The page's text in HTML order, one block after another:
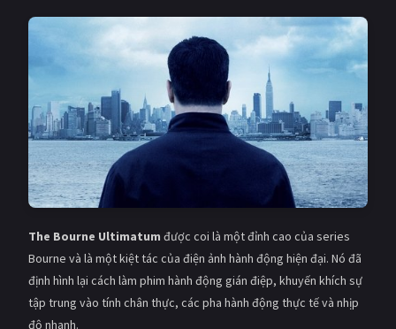
The Bourne Ultimatum được coi là một đỉnh cao của series
Bourne và là một kiệt tác của điện ảnh hành động hiện đại. Nó đã
định hình lại cách làm phim hành động gián điệp, khuyến khích sự
tập trung vào tính chân thực, các pha hành động thực tế và nhịp
độ nhanh.